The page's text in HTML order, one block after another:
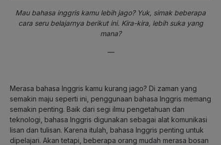
Mau bahasa inggris kamu lebih jago? Yuk, simak beberapa
cara seru belajarnya berikut ini. Kira-kira, lebih suka yang
mana?
—
Merasa bahasa Inggris kamu kurang jago? Di zaman yang
semakin maju seperti ini, penggunaan bahasa Inggris memang
semakin penting. Baik dari segi ilmu pengetahuan dan
teknologi, bahasa Inggris digunakan sebagai alat komunikasi
lisan dan tulisan. Karena itulah, bahasa Inggris penting untuk
dipelajari. Akan tetapi, beberapa orang mudah merasa bosan